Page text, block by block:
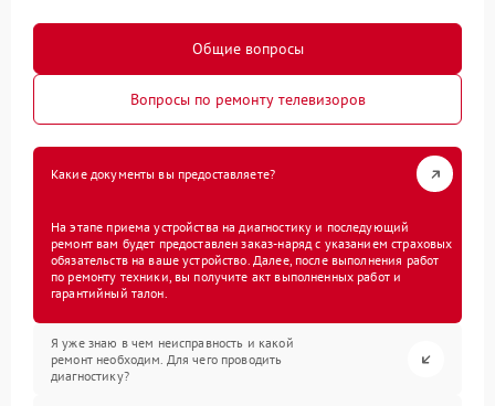
Общие вопросы
Вопросы по ремонту телевизоров
Какие документы вы предоставляете?
На этапе приема устройства на диагностику и последующий
ремонт вам будет предоставлен заказ-наряд с указанием страховых
обязательств на ваше устройство. Далее, после выполнения работ
по ремонту техники, вы получите акт выполненных работ и
гарантийный талон.
Я уже знаю в чем неисправность и какой
ремонт необходим. Для чего проводить
диагностику?